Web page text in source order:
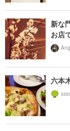
新な
お店
六本